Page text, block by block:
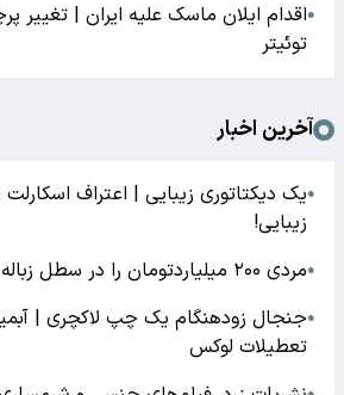
●اقدام ایلان ماسک علیه ایران | تغییر
توئیتر
آخرین اخبار
●یک دیکتاتوری زیبایی | اعتراف
زیبایی!
●مردی ۲۰۰ میلیاردتومان را در سطل زباله انداخت!
●جنجال زودهنگام یک چپ لاکچری |
تعطیلات لوکس